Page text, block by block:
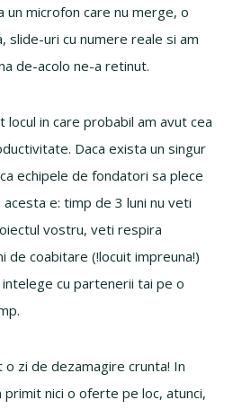
un microfon care nu merge, o
slide-uri cu numere reale si am
de-acolo ne-a retinut.
locul in care probabil am avut cea
Daca exista un singur
echipele de fondatori sa plece
e: timp de 3 luni nu veti
vostru, veti respira
de coabitare (!locuit impreuna!)
cu partenerii tai pe o
o zi de dezamagire crunta! In
nici o oferte pe loc, atunci,